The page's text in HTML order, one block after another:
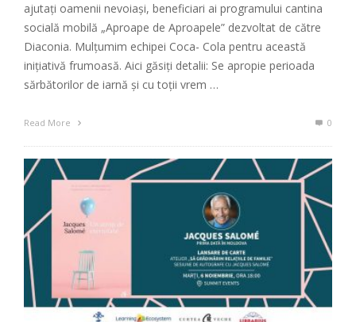
ajutați oamenii nevoiași, beneficiari ai programului cantina
socială mobilă „Aproape de Aproapele” dezvoltat de către
Diaconia. Mulţumim echipei Coca- Cola pentru această
iniţiativă frumoasă. Aici găsiţi detalii: Se apropie perioada
sărbătorilor de iarnă și cu toții vrem …
Read More 0